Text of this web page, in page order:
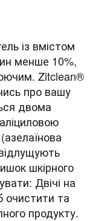
із вмістом
менше 10%,
Zitclean®
про вашу
двома
шкірного
Двічі на
очистити та
продукту.